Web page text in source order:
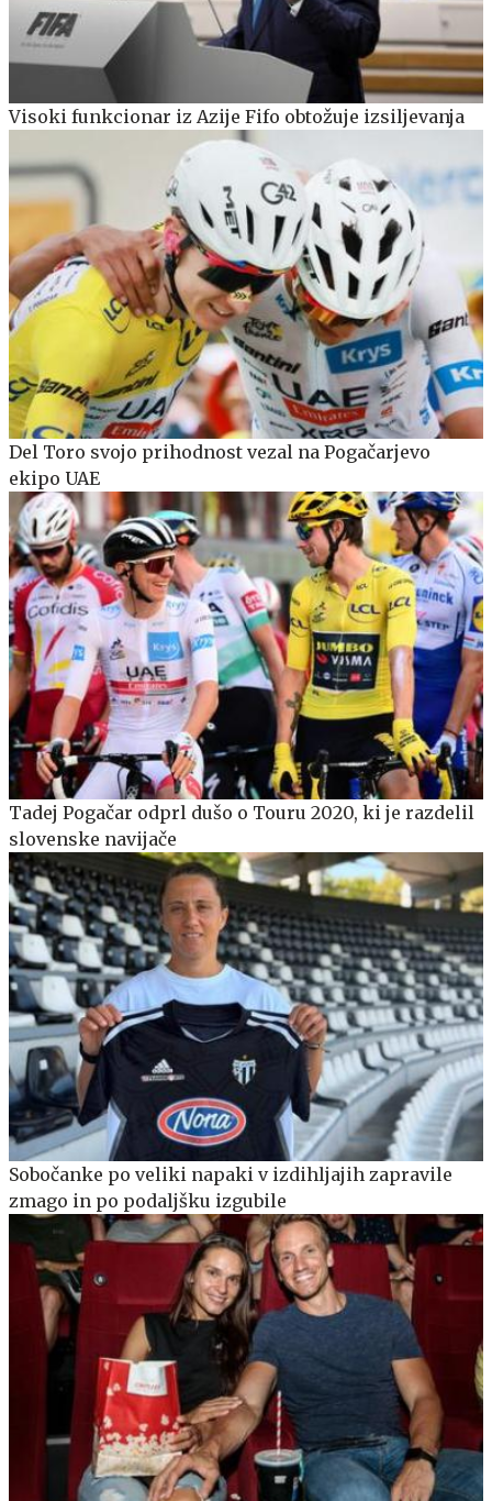
Visoki funkcionar iz Azije Fifo obtožuje izsiljevanja
Del Toro svojo prihodnost vezal na Pogačarjevo
ekipo UAE
Tadej Pogačar odprl dušo o Touru 2020, ki je razdelil
slovenske navijače
Sobočanke po veliki napaki v izdihljajih zapravile
zmago in po podaljšku izgubile